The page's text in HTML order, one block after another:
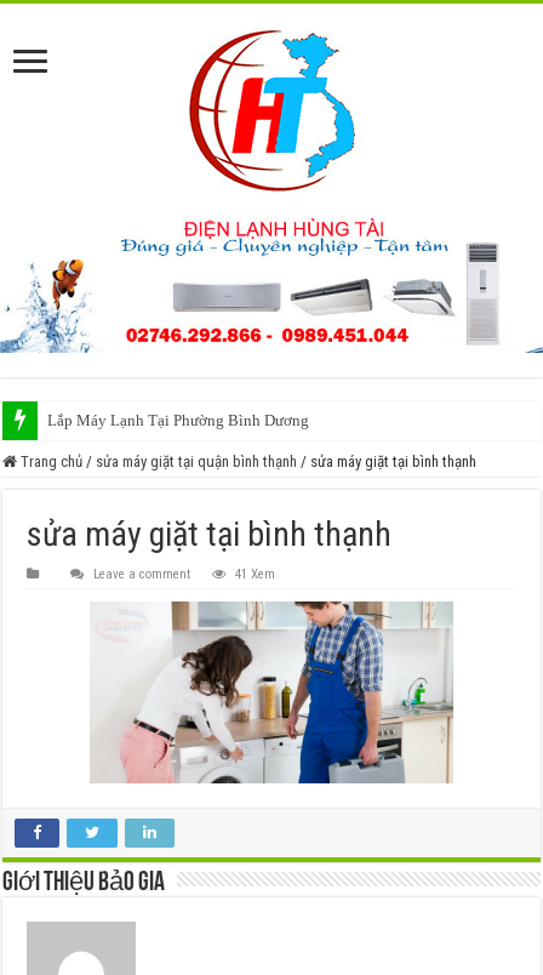
Lắp Máy Lạnh Tại Phường Bình Dương
Trang chủ / sửa máy giặt tại quận bình thạnh / sửa máy giặt tại bình thạnh
sửa máy giặt tại bình thạnh
Leave a comment 41 Xem
Giới thiệu Bảo Gia